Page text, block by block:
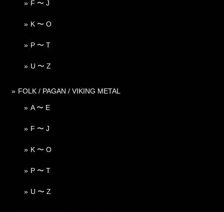
F 〜 J
K 〜 O
P 〜 T
U 〜 Z
FOLK / PAGAN / VIKING METAL
A 〜 E
F 〜 J
K 〜 O
P 〜 T
U 〜 Z